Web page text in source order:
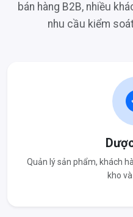
bán hàng B2B, nhiều
nhu cầu kiểm
Quản lý sản phẩm, khách
kho